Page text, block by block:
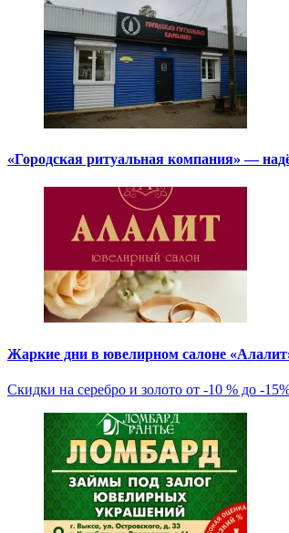
«Городская ритуальная компания» —
Жаркие дни в ювелирном салоне
Скидки на серебро и золото от -10 % до -